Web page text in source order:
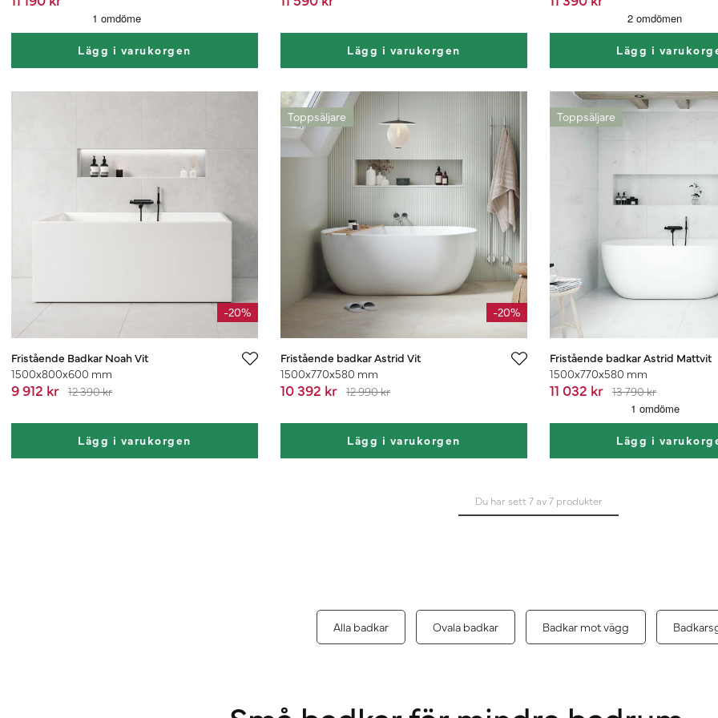
Lägg i varukorgen Lägg i varukorgen Lägg i
-20%
Fristående Badkar Noah Vit
1500x800x600 mm
9 912 kr 12 390 kr
Lägg i varukorgen
Toppsäljare
-20%
Fristående badkar Astrid Vit
1500x770x580 mm
10 392 kr 12 990 kr
Lägg i varukorgen
Toppsäljare
Fristående badkar Astrid Mattvit
1500x770x580 mm
11 032 kr 13 790 kr
Lägg i
Du har sett 7 av 7 produkter
Alla badkar Ovala badkar Badkar mot vägg